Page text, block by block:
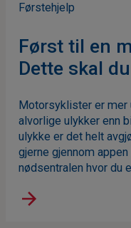
Førstehjelp
Først til en
Dette skal
Motorsyklister er
alvorlige ulykker enn
ulykke er det helt
gjerne gjennom
nødsentralen hvor du